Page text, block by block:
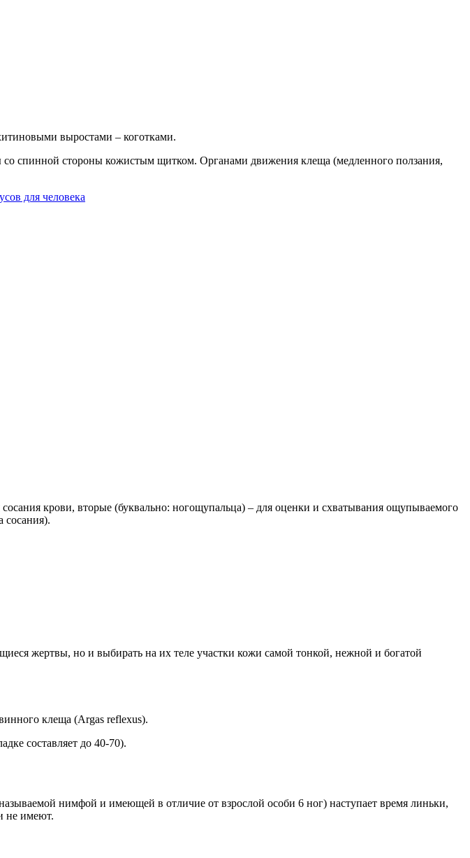
выростами – коготками.
спинной стороны кожистым щитком. Органами движения клеща (медленного ползания,
для человека
крови, вторые (буквально: ногощупальца) – для оценки и схватывания ощупываемого
сосания).
жертвы, но и выбирать на их теле участки кожи самой тонкой, нежной и богатой
клеща (Argas reflexus).
составляет до 40-70).
нимфой и имеющей в отличие от взрослой особи 6 ног) наступает время линьки,
не имеют.